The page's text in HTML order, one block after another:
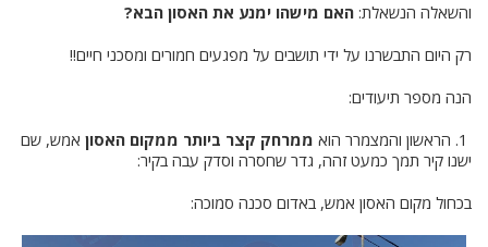
והשאלה הנשאלת: האם מישהו ימנע את האסון הבא?
רק היום התבשרנו על ידי תושבים על מפגעים חמורים ומסכני חיים!!
הנה מספר תיעודים:
ממרחק קצר ביותר ממקום האסון אמש, שם
ישנו קיר תמך כמעט זהה, גדר שחסרה וסדק עבה בקיר:
בכחול מקום האסון אמש, באדום סכנה סמוכה: